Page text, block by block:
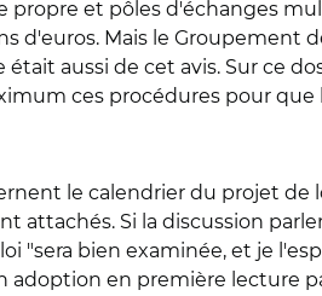
propre et pôles d'échanges
d'euros. Mais le Groupement
était aussi de cet avis. Sur ce
ces procédures pour que
le calendrier du projet de
attachés. Si la discussion
"sera bien examinée, et je
adoption en première lecture